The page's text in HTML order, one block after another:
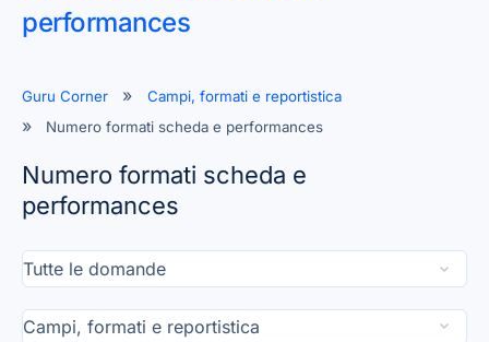
performances
Guru Corner
Campi, formati e reportistica
Numero formati scheda e performances
Numero formati scheda e
performances